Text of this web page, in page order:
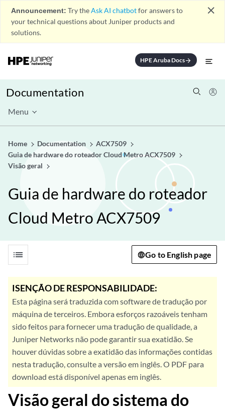
Announcement: Try theAsk AI chatbotfor answers to
your technical questions about Juniper products and
solutions.
close
HPE Aruba Docsarrow_forward
Documentation
Menu
Home Documentation
ACX7509
Guia de hardware do roteador Cloud Metro ACX7509
Visão geral
Guia de hardware do roteador
Cloud Metro ACX7509
list Go to English page
ISENÇÃO DE RESPONSABILIDADE:
Esta página será traduzida com software de tradução por
máquina de terceiros. Embora esforços razoáveis tenham
sido feitos para fornecer uma tradução de qualidade, a
Juniper Networks não pode garantir sua exatidão. Se
houver dúvidas sobre a exatidão das informações contidas
nesta tradução, consulte a versão em inglês. O PDF para
download está disponível apenas em inglês.
Visão geral do sistema do